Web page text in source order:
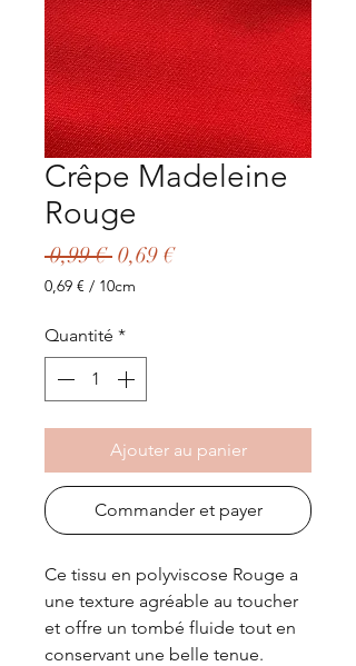
Crêpe Madeleine
Rouge
0,99 € Prix
original
0,69 €Prix
0,69 € / 10cm
pour
Centimètres
Quantité *
Ajouter au panier
Commander et payer
Ce tissu en polyviscose Rouge a
une texture agréable au toucher
et offre un tombé fluide tout en
conservant une belle tenue.